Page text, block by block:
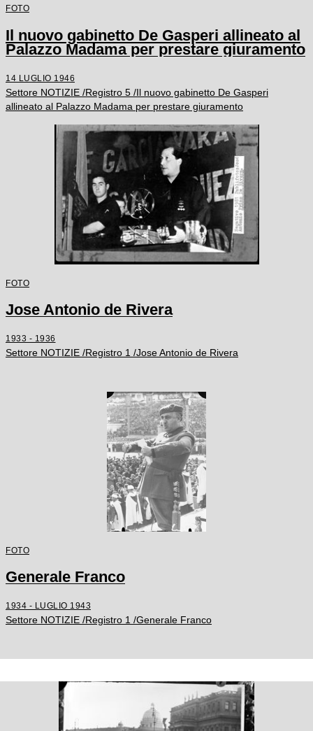
FOTO
Il nuovo gabinetto De Gasperi allineato al
Palazzo Madama per prestare giuramento
14 LUGLIO 1946
Settore NOTIZIE /Registro 5 /Il nuovo gabinetto De Gasperi
allineato al Palazzo Madama per prestare giuramento
FOTO
Jose Antonio de Rivera
1933 - 1936
Settore NOTIZIE /Registro 1 /Jose Antonio de Rivera
FOTO
Generale Franco
1934 - LUGLIO 1943
Settore NOTIZIE /Registro 1 /Generale Franco